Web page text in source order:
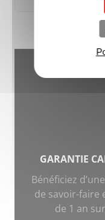
GARANTIE
Bénéficiez
de savoir-faire
de 1 an